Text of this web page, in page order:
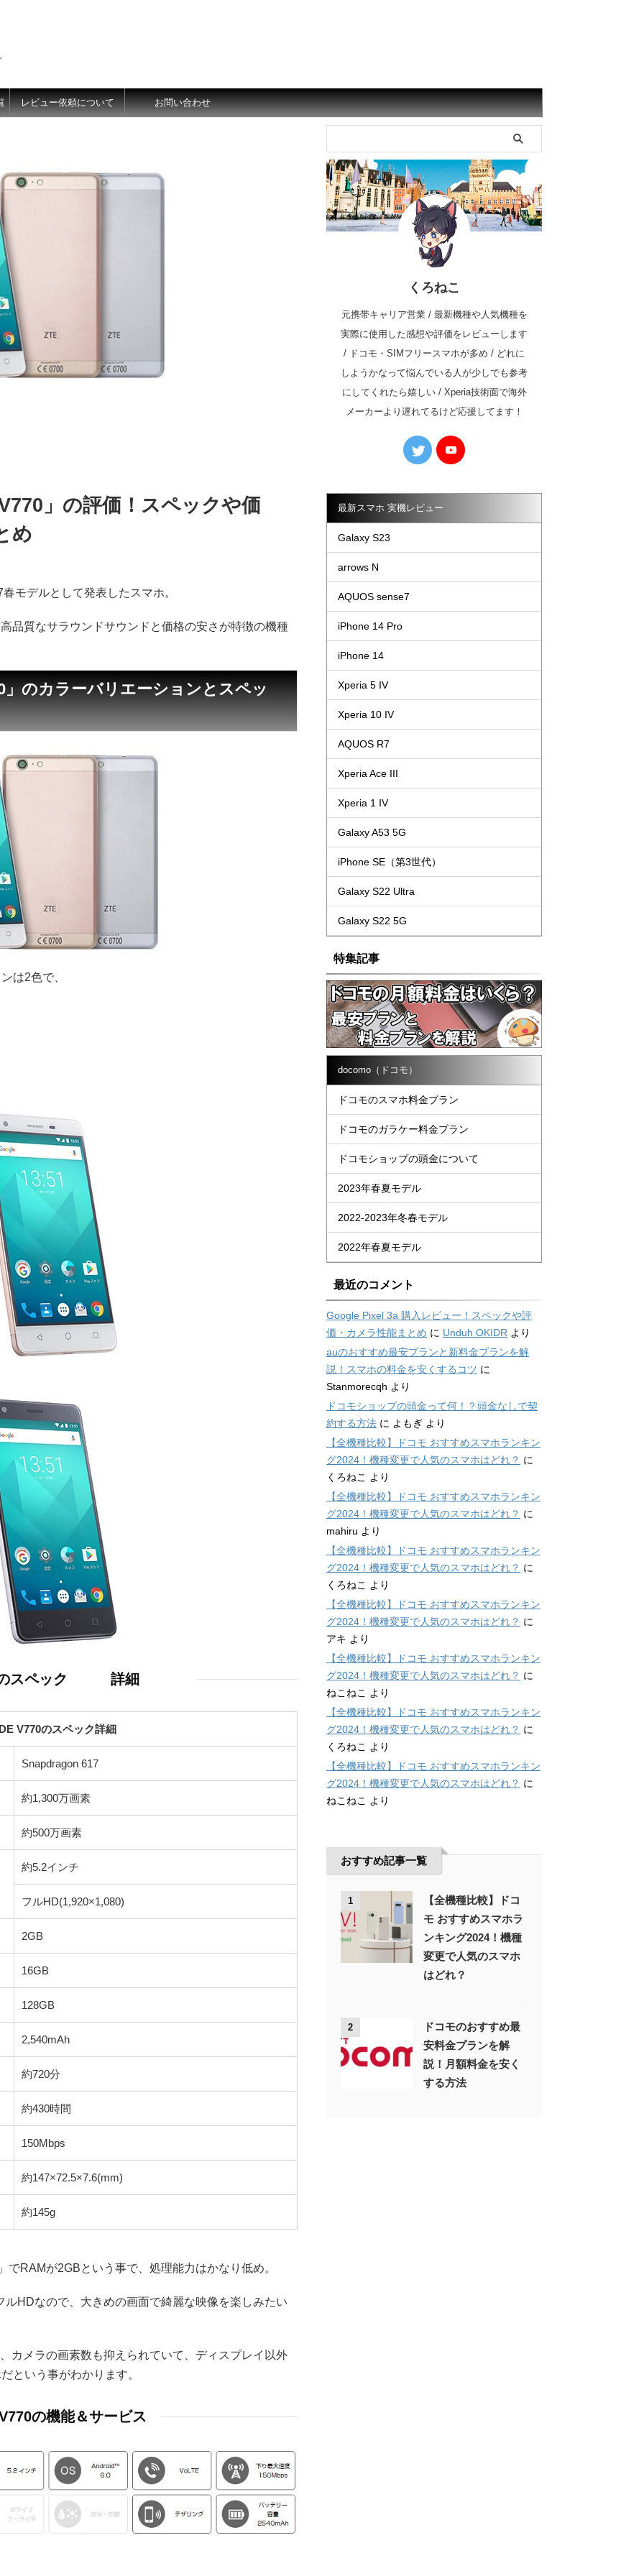
レビュー依頼について お問い合わせ
」の評価！スペックや価
め
モデルとして発表したスマホ。
品質なサラウンドサウンドと価格の安さが特徴の機種
のカラーバリエーションとスペッ
は2色で、
スペック 詳細
V770のスペック詳細
Snapdragon 617
約1,300万画素
約500万画素
約5.2インチ
フルHD(1,920×1,080)
2GB
16GB
128GB
2,540mAh
約720分
約430時間
150Mbps
約147×72.5×7.6(mm)
約145g
RAMが2GBという事で、処理能力はかなり低め。
HDなので、大きめの画面で綺麗な映像を楽しみたい
カメラの画素数も抑えられていて、ディスプレイ以外
という事がわかります。
の機能＆サービス
くろねこ
元携帯キャリア営業 / 最新機種や人気機種を
実際に使用した感想や評価をレビューします
/ ドコモ・SIMフリースマホが多め / どれに
しようかなって悩んでいる人が少しでも参考
にしてくれたら嬉しい / Xperia技術面で海外
メーカーより遅れてるけど応援してます！
最新スマホ 実機レビュー
Galaxy S23
arrows N
AQUOS sense7
iPhone 14 Pro
iPhone 14
Xperia 5 IV
Xperia 10 IV
AQUOS R7
Xperia Ace III
Xperia 1 IV
Galaxy A53 5G
iPhone SE（第3世代）
Galaxy S22 Ultra
Galaxy S22 5G
特集記事
docomo（ドコモ）
ドコモのスマホ料金プラン
ドコモのガラケー料金プラン
ドコモショップの頭金について
2023年春夏モデル
2022-2023年冬春モデル
2022年春夏モデル
最近のコメント
Google Pixel 3a 購入レビュー！スペックや評
価・カメラ性能まとめ に Unduh OKIDR より
auのおすすめ最安プランと新料金プランを解
説！スマホの料金を安くするコツ に
Stanmorecqh より
ドコモショップの頭金って何！？頭金なしで契
約する方法 に よもぎ より
【全機種比較】ドコモ おすすめスマホランキン
グ2024！機種変更で人気のスマホはどれ？ に
くろねこ
より
【全機種比較】ドコモ おすすめスマホランキン
グ2024！機種変更で人気のスマホはどれ？ に
mahiru より
【全機種比較】ドコモ おすすめスマホランキン
グ2024！機種変更で人気のスマホはどれ？ に
くろねこ
より
【全機種比較】ドコモ おすすめスマホランキン
グ2024！機種変更で人気のスマホはどれ？ に
アキ より
【全機種比較】ドコモ おすすめスマホランキン
グ2024！機種変更で人気のスマホはどれ？ に
ねこねこ
より
【全機種比較】ドコモ おすすめスマホランキン
グ2024！機種変更で人気のスマホはどれ？ に
くろねこ
より
【全機種比較】ドコモ おすすめスマホランキン
グ2024！機種変更で人気のスマホはどれ？ に
ねこねこ
より
おすすめ記事一覧
1
【全機種比較】ドコ
モ おすすめスマホラ
ンキング2024！機種
変更で人気のスマホ
はどれ？
2
ドコモのおすすめ最
安料金プランを解
説！月額料金を安く
する方法